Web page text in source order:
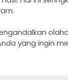
yang ingin